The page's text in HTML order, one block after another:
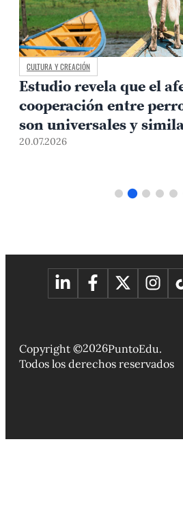
CULTURA Y CREACIÓN
Estudio revela que el
cooperación entre
son universales y
mundo
20.07.2026
Copyright ©2026PuntoEdu.
Todos los derechos reservados